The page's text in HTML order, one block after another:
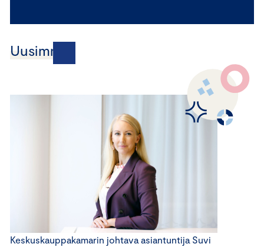
Uusimmat
Keskuskauppakamarin johtava asiantuntija Suvi